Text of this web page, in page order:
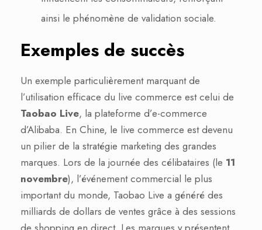
ainsi le phénomène de validation sociale.
Exemples de succès
Un exemple particulièrement marquant de
l’utilisation efficace du live commerce est celui de
Taobao Live, la plateforme d’e-commerce
d’Alibaba. En Chine, le live commerce est devenu
un pilier de la stratégie marketing des grandes
marques. Lors de la journée des célibataires (le 11
novembre), l’événement commercial le plus
important du monde, Taobao Live a généré des
milliards de dollars de ventes grâce à des sessions